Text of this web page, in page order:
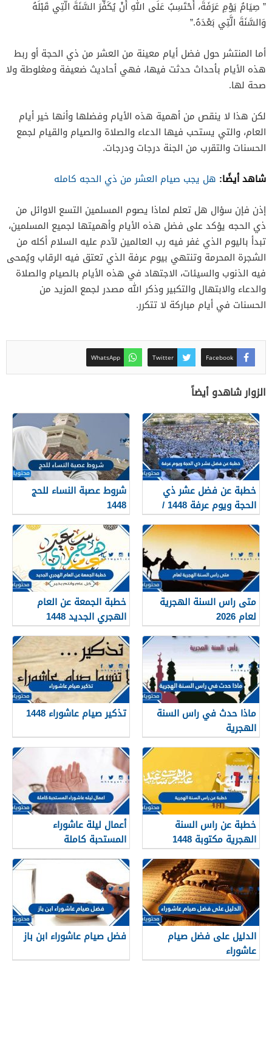
” صِيَامُ يَوْمِ عَرَفَةَ، أَحْتَسِبُ عَلَى اللهِ أَنْ يُكَفِّرَ السَّنَةَ الَّتِي قَبْلَهُ
وَالسَّنَةَ الَّتِي بَعْدَهُ.”
أما المنتشر حول فضل أيام معينة من العشر من ذي الحجة أو ربط
هذه الأيام بأحداث حدثت فيها، فهي أحاديث ضعيفة ومغلوطة ولا
صحة لها.
لكن هذا لا ينقص من أهمية هذه الأيام وفضلها وأنها خير أيام
العام، والتي يستحب فيها الدعاء والصلاة والصيام والقيام لجمع
الحسنات والتقرب من الجنة درجات ودرجات.
شاهد أيضًا: هل يجب صيام العشر من ذي الحجه كامله
إذن فإن سؤال هل تعلم لماذا يصوم المسلمين التسع الاوائل من
ذي الحجه يؤكد على فضل هذه الأيام وأهميتها لجميع المسلمين،
تبدأ باليوم الذي غفر فيه رب العالمين لآدم عليه السلام أكله من
الشجرة المحرمة وتنتهي بيوم عرفة الذي تعتق فيه الرقاب ويُمحى
فيه الذنوب والسيئات، الاجتهاد في هذه الأيام بالصيام والصلاة
والدعاء والابتهال والتكبير وذكر الله مصدر لجمع المزيد من
الحسنات في أيام مباركة لا تتكرر.
Facebook
Twitter
WhatsApp
الزوار شاهدو أيضاً
خطبة عن فضل عشر ذي
الحجة ويوم عرفة 1448 /
2026
شروط عصبة النساء للحج
1448
متى راس السنة الهجرية
لعام 2026
خطبة الجمعة عن العام
الهجري الجديد 1448
ماذا حدث في راس السنة
الهجرية
تذكير صيام عاشوراء 1448
خطبة عن راس السنة
الهجرية مكتوبة 1448
أعمال ليلة عاشوراء
المستحبة كاملة
الدليل على فضل صيام
عاشوراء
فضل صيام عاشوراء ابن باز